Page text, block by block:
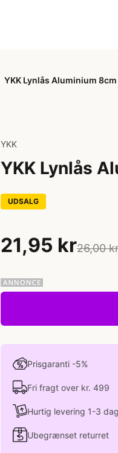
YKK Lynlås Aluminium
YKK
YKK Lynlås
UDSALG
21,95 kr26,00
Prisgaranti -5%
Fri fragt over kr. 499
Hurtig levering 1-3
Ubegrænset returret